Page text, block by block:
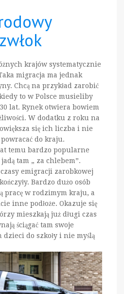
krajów systematycznie
migracja ma jednak
Chcą na przykład zarobić
to w Polsce musieliby
lat. Rynek otwiera bowiem
W dodatku z roku na
się ich liczba i nie
do kraju.
temu bardzo popularne
tam „ za chlebem”.
emigracji zarobkowej
Bardzo dużo osób
pracę w rodzimym kraju, a
inne podłoże. Okazuje się
mieszkają już długi czas
ściągać tam swoje
dzieci do szkoły i nie myślą